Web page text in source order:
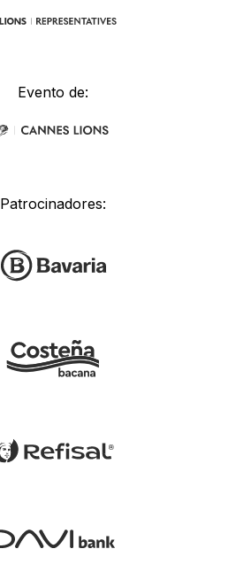
Evento de:
Patrocinadores: